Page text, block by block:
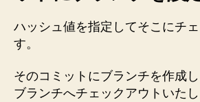
ハッシュ値を指定してそこにチ
す。
そのコミットにブランチを作成
ブランチへチェックアウトいたし